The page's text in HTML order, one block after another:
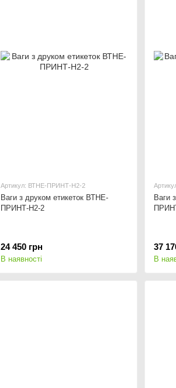
Артикул: ВТНЕ-ПРИНТ-Н2-2
Ваги з друком етикеток ВТНЕ-
ПРИНТ-Н2-2
24 450 грн
В наявності
Ваги
37
В